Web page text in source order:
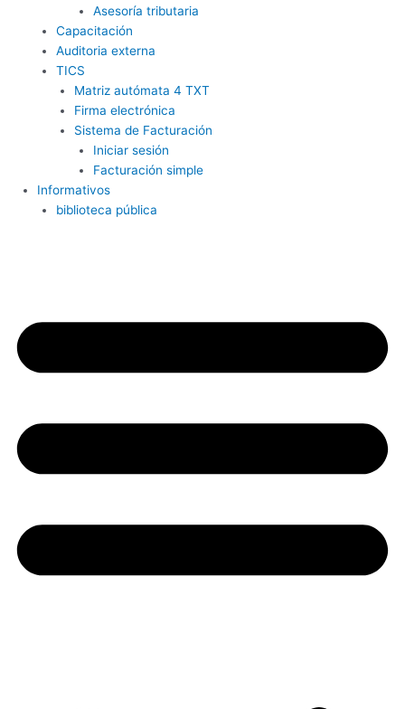
Asesoría tributaria
Capacitación
Auditoria externa
TICS
Matriz autómata 4 TXT
Firma electrónica
Sistema de Facturación
Iniciar sesión
Facturación simple
Informativos
biblioteca pública